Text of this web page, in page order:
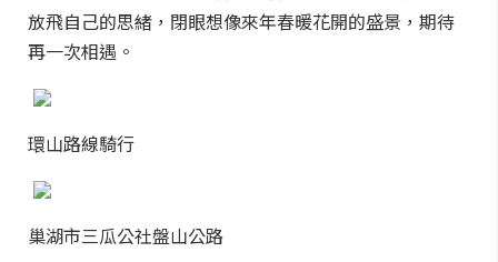
放飛自己的思緒，閉眼想像來年春暖花開的盛景，期待
再一次相遇。
環山路線騎行
巢湖市三瓜公社盤山公路